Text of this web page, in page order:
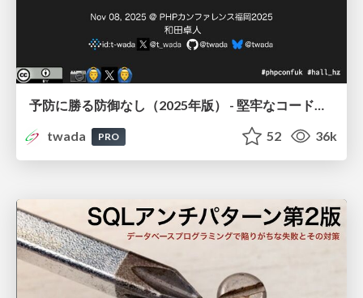
予防に勝る防御なし（2025年版） - 堅牢なコードを導く様々な設計のヒント / Growing Reliable Code PHP Conference Fukuoka 2025
twada
PRO 52 36k